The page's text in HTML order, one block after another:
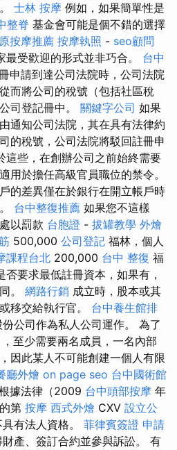
士林 按摩 例如，如果簡單性是
整脊 基金會可能是個不錯的選擇
按摩推薦 按摩執照 - seo顧問
最受歡迎的形式並非巧合。 台中
申請到達公司法院時，公司法院
而將公司的稅號（包括社區稅
司登記冊中。 關鍵字公司 如果
通知公司法院，其在具有法律約
的稅號，公司法院將駁回註冊申
這些，在創辦公司之前始終需要
用於擔任高級官員職位的禁令。
的差異僅在於銀行在開立帳戶時
台中整復推薦 如果您不這樣
以罰款 台胞證 - 拔罐教學 外燴
500,000 公司登記 福林，個人
課程台北 200,000 台中 整復 福
否要求最低註冊資本，如果有，
。 網路行銷 成立時，股本或其
移交給執行官。 台中養生館排
公司作為私人公司運作。 為了
至少需要兩名成員，一名內部
因此某人不可能創建一個人有限
廳外燴 on page seo 台中國術館
據法律（2009 台中頭部按摩 年
第 按摩 西式外燴 CXV 設立公
有法人資格。 菲律賓簽證 申請
產、簽訂合約並參與訴訟。 有